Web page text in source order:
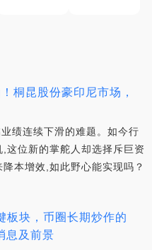
桐昆股份豪印尼市场，
绩连续下滑的难题。如今行
这位新的掌舵人却选择斥巨资
本增效,如此野心能实现吗？
板块，币圈长期炒作的
息及前景